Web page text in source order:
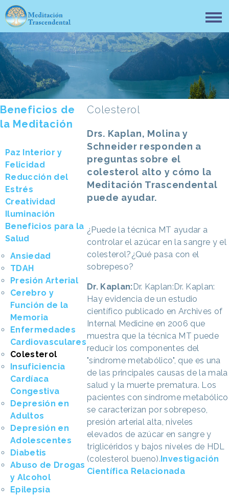
Beneficios de
la Meditación
Paz Interior y
Felicidad
Reducción del
Estrés
Creatividad
Iluminación
Beneficios para la
Salud
Ansiedad
TDAH
Presión Arterial
Cerebro y
Función de la
Memoria
Enfermedades
Cardiovasculares
Colesterol
Insuficiencia
Cardíaca
Congestiva
Depresión en
Adultos
Depresión en
Adolescentes
Diabetis
Abuso de Drogas
y Alcohol
Epilepsia
Colesterol
Drs. Kaplan, Molina y
Schneider responden a
preguntas sobre el
colesterol alto y cómo la
Meditación Trascendental
puede ayudar.
¿Puede la técnica MT ayudar a
controlar el azúcar en la sangre y el
colesterol?¿Qué pasa con el
sobrepeso?
Dr. Kaplan:Dr. Kaplan:Dr. Kaplan:
Hay evidencia de un estudio
científico publicado en Archives of
Internal Medicine en 2006 que
muestra que la técnica MT puede
reducir los componentes del
"síndrome metabólico", que es una
de las principales causas de la mala
salud y la muerte prematura. Los
pacientes con síndrome metabólico
se caracterizan por sobrepeso,
presión arterial alta, niveles
elevados de azúcar en sangre y
triglicéridos y bajos niveles de HDL
(colesterol bueno).Investigación
Científica Relacionada